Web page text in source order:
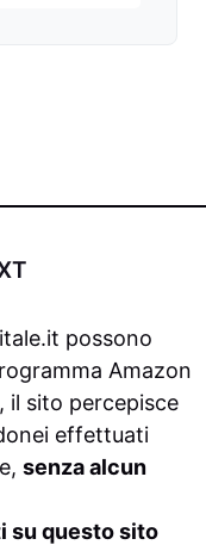
possono
Amazon
il sito percepisce
effettuati
senza alcun
su questo sito